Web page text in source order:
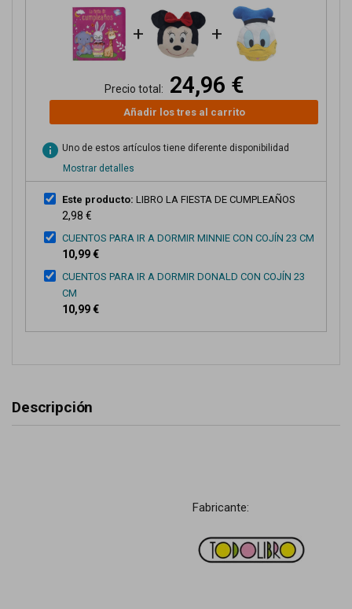
+ +
Precio total: 24,96 €
Añadir los tres al carrito
info Uno de estos artículos tiene diferente disponibilidad
Mostrar detalles
Este producto: LIBRO LA FIESTA DE CUMPLEAÑOS
2,98 €
CUENTOS PARA IR A DORMIR MINNIE CON COJÍN 23 CM
10,99 €
CUENTOS PARA IR A DORMIR DONALD CON COJÍN 23
CM
10,99 €
Descripción
Fabricante: